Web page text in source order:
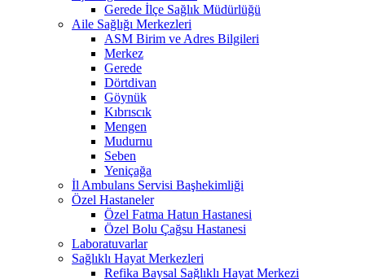
Gerede İlçe Sağlık Müdürlüğü
Aile Sağlığı Merkezleri
ASM Birim ve Adres Bilgileri
Merkez
Gerede
Dörtdivan
Göynük
Kıbrıscık
Mengen
Mudurnu
Seben
Yeniçağa
İl Ambulans Servisi Başhekimliği
Özel Hastaneler
Özel Fatma Hatun Hastanesi
Özel Bolu Çağsu Hastanesi
Laboratuvarlar
Sağlıklı Hayat Merkezleri
Refika Baysal Sağlıklı Hayat Merkezi